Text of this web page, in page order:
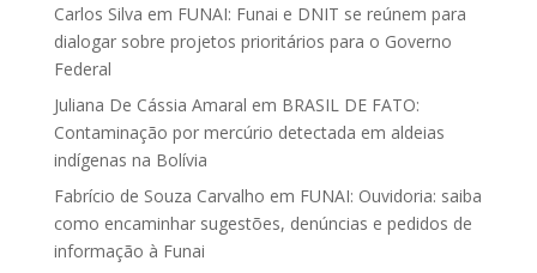
Carlos Silva em FUNAI: Funai e DNIT se reúnem para
dialogar sobre projetos prioritários para o Governo
Federal
Juliana De Cássia Amaral em BRASIL DE FATO:
Contaminação por mercúrio detectada em aldeias
indígenas na Bolívia
Fabrício de Souza Carvalho em FUNAI: Ouvidoria: saiba
como encaminhar sugestões, denúncias e pedidos de
informação à Funai